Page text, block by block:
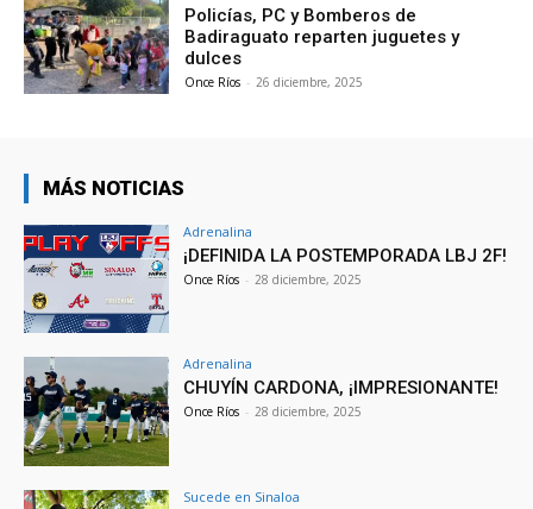
Policías, PC y Bomberos de
Badiraguato reparten juguetes y
dulces
Once Ríos - 26 diciembre, 2025
MÁS NOTICIAS
Adrenalina
¡DEFINIDA LA POSTEMPORADA LBJ 2F!
Once Ríos - 28 diciembre, 2025
Adrenalina
CHUYÍN CARDONA, ¡IMPRESIONANTE!
Once Ríos - 28 diciembre, 2025
Sucede en Sinaloa